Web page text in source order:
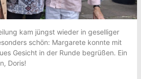
kam jüngst wieder in geselliger
schön: Margarete konnte mit
Gesicht in der Runde begrüßen. Ein
Doris!